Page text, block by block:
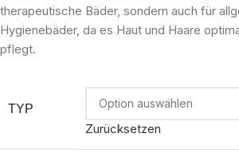
therapeutische Bäder, sondern auch für
Hygienebäder, da es Haut und Haare
pflegt.
TYP
Zurücksetzen